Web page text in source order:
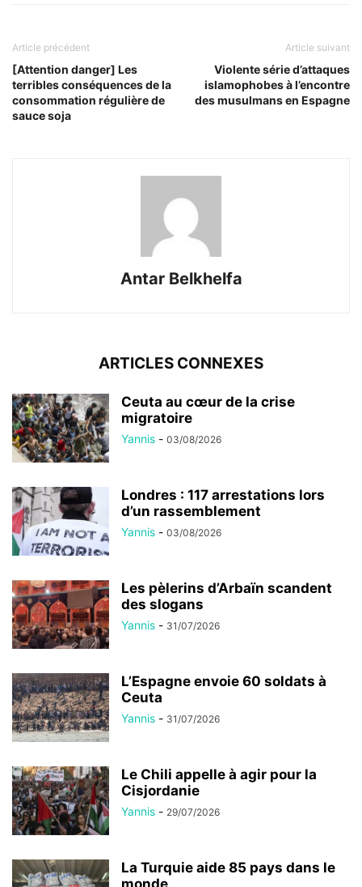
Article précédent
[Attention danger] Les
terribles conséquences de la
consommation régulière de
sauce soja
Article suivant
Violente série d’attaques
islamophobes à l’encontre
des musulmans en Espagne
Antar Belkhelfa
ARTICLES CONNEXES
Ceuta au cœur de la crise
migratoire
Yannis - 03/08/2026
Londres : 117 arrestations lors
d’un rassemblement
Yannis - 03/08/2026
Les pèlerins d’Arbaïn scandent
des slogans
Yannis - 31/07/2026
L’Espagne envoie 60 soldats à
Ceuta
Yannis - 31/07/2026
Le Chili appelle à agir pour la
Cisjordanie
Yannis - 29/07/2026
La Turquie aide 85 pays dans le